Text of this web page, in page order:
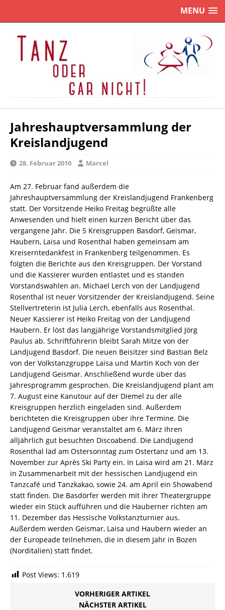
MENU
Jahreshauptversammlung der
Kreislandjugend
28. Februar 2010 Marcel
Am 27. Februar fand außerdem die
Jahreshauptversammlung der Kreislandjugend Frankenberg
statt. Der Vorsitzende Heiko Freitag begrüßte alle
Anwesenden und hielt einen kurzen Bericht über das
vergangene Jahr. Die 5 Kreisgruppen Basdorf, Geismar,
Haubern, Laisa und Rosenthal haben gemeinsam am
Kreiserntedankfest in Frankenberg teilgenommen. Es
folgten die Berichte aus den Kreisgruppen. Der Vorstand
und die Kassierer wurden entlastet und es standen
Vorstandswahlen an. Michael Lerch von der Landjugend
Rosenthal ist neuer Vorsitzender der Kreislandjugend. Seine
Stellvertreterin ist Julia Lerch, ebenfalls aus Rosenthal.
Neuer Kassierer ist Heiko Freitag von der Landjugend
Haubern. Er löst das langjährige Vorstandsmitglied Jörg
Paulus ab. Schriftführerin bleibt Sarah Mitze von der
Landjugend Basdorf. Die neuen Beisitzer sind Bastian Belz
von der Volkstanzgruppe Laisa und Martin Koch von der
Landjugend Geismar. Anschließend wurde über das
Jahresprogramm gesprochen. Die Kreislandjugend plant am
7. August eine Kanutour auf der Diemel zu der alle
Kreisgruppen herzlich eingeladen sind. Außerdem
berichteten die Kreisgruppen über ihre Termine. Die
Landjugend Geismar veranstaltet am 6. März ihren
alljährlich gut besuchten Discoabend. Die Landjugend
Rosenthal läd am Ostersonntag zum Ostertanz und am 13.
November zur Après Ski Party ein. In Laisa wird am 21. März
in Zusammenarbeit mit der hessischen Landjugend ein
Tanzcafé und Tanzkakao, sowie 24. am April ein Showabend
statt finden. Die Basdörfer werden mit ihrer Theatergruppe
wieder ein Stück aufführen und die Hauberner richten am
11. Dezember das Hessische Volkstanzturnier aus.
Außerdem werden Geismar, Laisa und Haubern wieder an
der Europeade teilnehmen, die in diesem Jahr in Bozen
(Norditalien) statt findet.
Post Views: 1.619
VORHERIGER ARTIKEL
NÄCHSTER ARTIKEL